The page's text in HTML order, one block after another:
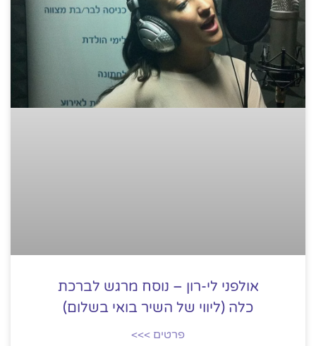
אולפני לי-רון – נוסח מרגש לברכת
כלה (ליווי של השיר בואי בשלום)
פרטים >>>